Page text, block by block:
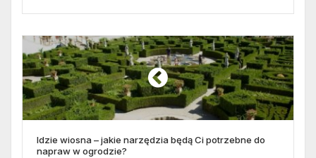
Idzie wiosna – jakie narzędzia będą Ci potrzebne do
napraw w ogrodzie?